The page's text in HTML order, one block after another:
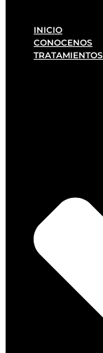
INICIO
CONOCENOS
TRATAMIENTOS